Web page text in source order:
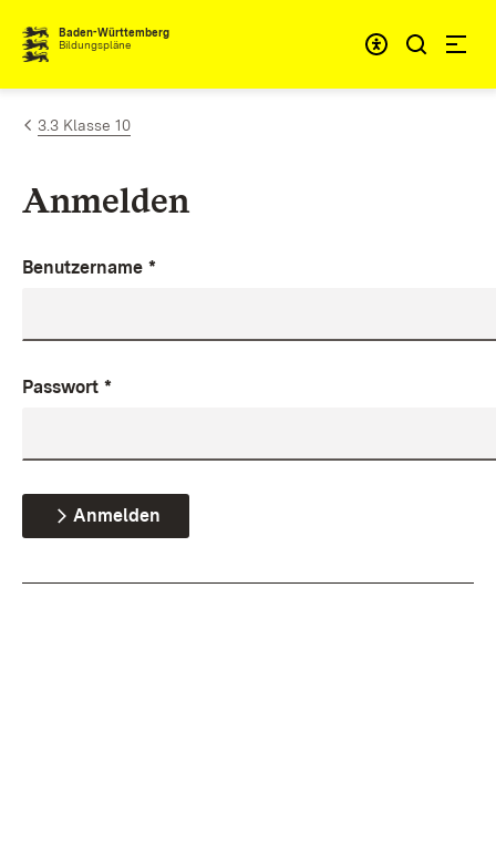
Zum Inhalt springen
Baden-Württemberg
Bildungspläne
3.3 Klasse 10
Anmelden
Benutzername *
Passwort *
Anmelden